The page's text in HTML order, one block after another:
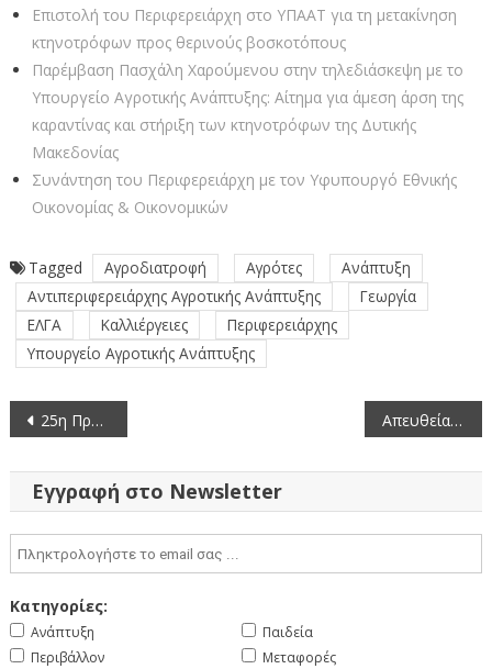
Επιστολή του Περιφερειάρχη στο ΥΠΑΑΤ για τη μετακίνηση
κτηνοτρόφων προς θερινούς βοσκοτόπους
Παρέμβαση Πασχάλη Χαρούμενου στην τηλεδιάσκεψη με το
Υπουργείο Αγροτικής Ανάπτυξης: Αίτημα για άμεση άρση της
καραντίνας και στήριξη των κτηνοτρόφων της Δυτικής
Μακεδονίας
Συνάντηση του Περιφερειάρχη με τον Υφυπουργό Εθνικής
Οικονομίας & Οικονομικών
Tagged Αγροδιατροφή Αγρότες
Ανάπτυξη
Αντιπεριφερειάρχης Αγροτικής Ανάπτυξης
Γεωργία
ΕΛΓΑ
Καλλιέργειες
Περιφερειάρχης
Υπουργείο Αγροτικής Ανάπτυξης
Πλοήγηση
άρθρων
25η Πρόσκληση σε συνεδρίαση της Περιφερειακής Επιτροπής της Περιφέρειας Δυτικής Μακεδονίας με μεικτό τρόπο (20-5-2026) Απευθείας μετάδοση της έκτακτης συνεδρίασης της Περιφερειακής Επιτροπής Δυτικής Μακεδονίας (20-5-2026)
Εγγραφή στο Newsletter
Κατηγορίες:
Ανάπτυξη
Περιβάλλον
Παιδεία
Μεταφορές